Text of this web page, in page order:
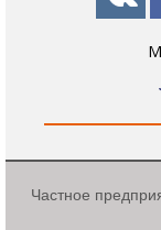
Частное